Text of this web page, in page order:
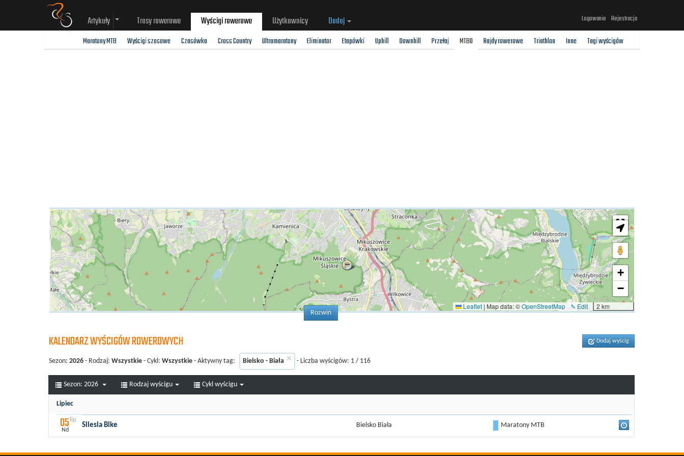
Logowanie Rejestracja
Artykuły Trasy rowerowe Wyścigi rowerowe Użytkownicy Dodaj
Maratony MTB Wyścigi szosowe Czasówka Cross Country Ultramaratony Eliminator Etapówki Uphill Downhill Przełaj MTBO Rajdy rowerowe Triathlon Inne Tagi wyścigów
+
−
2 km
✎ Edit
Leaflet | Map data: ©OpenStreetMap
Rozwiń
KALENDARZ WYŚCIGÓW ROWEROWYCH Dodaj wyścig
Sezon: 2026 - Rodzaj: Wszystkie - Cykl: Wszystkie - Aktywny tag: Bielsko - Biała × - Liczba wyścigów: 1 / 116
Sezon: 2026 Rodzaj wyścigu Cykl wyścigu
Lipiec
05 lip
Nd
Silesia Bike Bielsko Biała Maratony MTB